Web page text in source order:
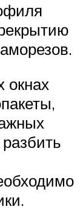
окнах